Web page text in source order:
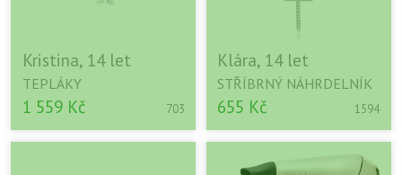
Kristina, 14 let
TEPLÁKY
1 559 Kč 703
Klára, 14 let
STŘÍBRNÝ NÁHRDELNÍK
655 Kč 1594